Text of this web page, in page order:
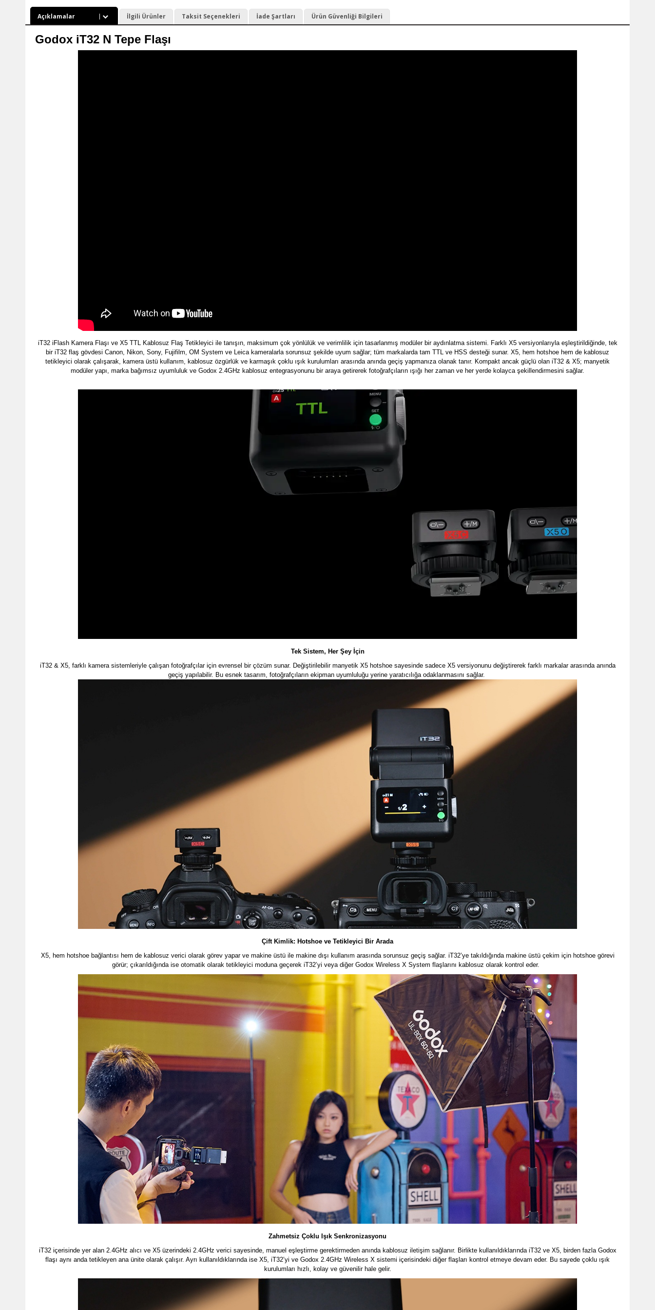
Açıklamalar İlgili Ürünler Taksit Seçenekleri İade Şartları Ürün Güvenliği Bilgileri
Godox iT32 N Tepe Flaşı
iT32 iFlash Kamera Flaşı ve X5 TTL Kablosuz Flaş Tetikleyici ile tanışın, maksimum çok yönlülük ve verimlilik için tasarlanmış modüler bir aydınlatma sistemi. Farklı X5 versiyonlarıyla eşleştirildiğinde, tek
bir iT32 flaş gövdesi Canon, Nikon, Sony, Fujifilm, OM System ve Leicakameralarla sorunsuz şekilde uyum sağlar; tüm markalarda tam TTL ve HSS desteği sunar. X5, hem hotshoe hem de kablosuz
tetikleyici olarak çalışarak, kamera üstü kullanım, kablosuz özgürlük ve karmaşık çoklu ışık kurulumları arasında anında geçiş yapmanıza olanak tanır. Kompakt ancak güçlü olan iT32 & X5; manyetik
modüler yapı, marka bağımsız uyumluluk ve Godox 2.4GHz kablosuz entegrasyonunu bir araya getirerek fotoğrafçıların ışığı her zaman ve her yerde kolayca şekillendirmesini sağlar.
Tek Sistem, Her Şey İçin
iT32 & X5, farklı kamera sistemleriyle çalışan fotoğrafçılar için evrensel bir çözüm sunar. Değiştirilebilir manyetik X5 hotshoe sayesinde sadece X5 versiyonunu değiştirerek farklı markalar arasında anında
geçiş yapılabilir. Bu esnek tasarım, fotoğrafçıların ekipman uyumluluğu yerine yaratıcılığa odaklanmasını sağlar.
Çift Kimlik: Hotshoe ve Tetikleyici Bir Arada
X5, hem hotshoe bağlantısı hem de kablosuz verici olarak görev yapar ve makine üstü ile makine dışı kullanım arasında sorunsuz geçiş sağlar. iT32’ye takıldığında makine üstü çekim için hotshoe görevi
görür; çıkarıldığında ise otomatik olarak tetikleyici moduna geçerek iT32’yi veya diğer Godox Wireless X System flaşlarını kablosuz olarak kontrol eder.
Zahmetsiz Çoklu Işık Senkronizasyonu
iT32 içerisinde yer alan 2.4GHz alıcı ve X5 üzerindeki 2.4GHz verici sayesinde, manuel eşleştirme gerektirmeden anında kablosuz iletişim sağlanır. Birlikte kullanıldıklarında iT32 ve X5, birden fazla Godox
flaşı aynı anda tetikleyen ana ünite olarak çalışır. Ayrı kullanıldıklarında ise X5, iT32’yi ve Godox 2.4GHz Wireless X sistemi içerisindeki diğer flaşları kontrol etmeye devam eder. Bu sayede çoklu ışık
kurulumları hızlı, kolay ve güvenilir hale gelir.